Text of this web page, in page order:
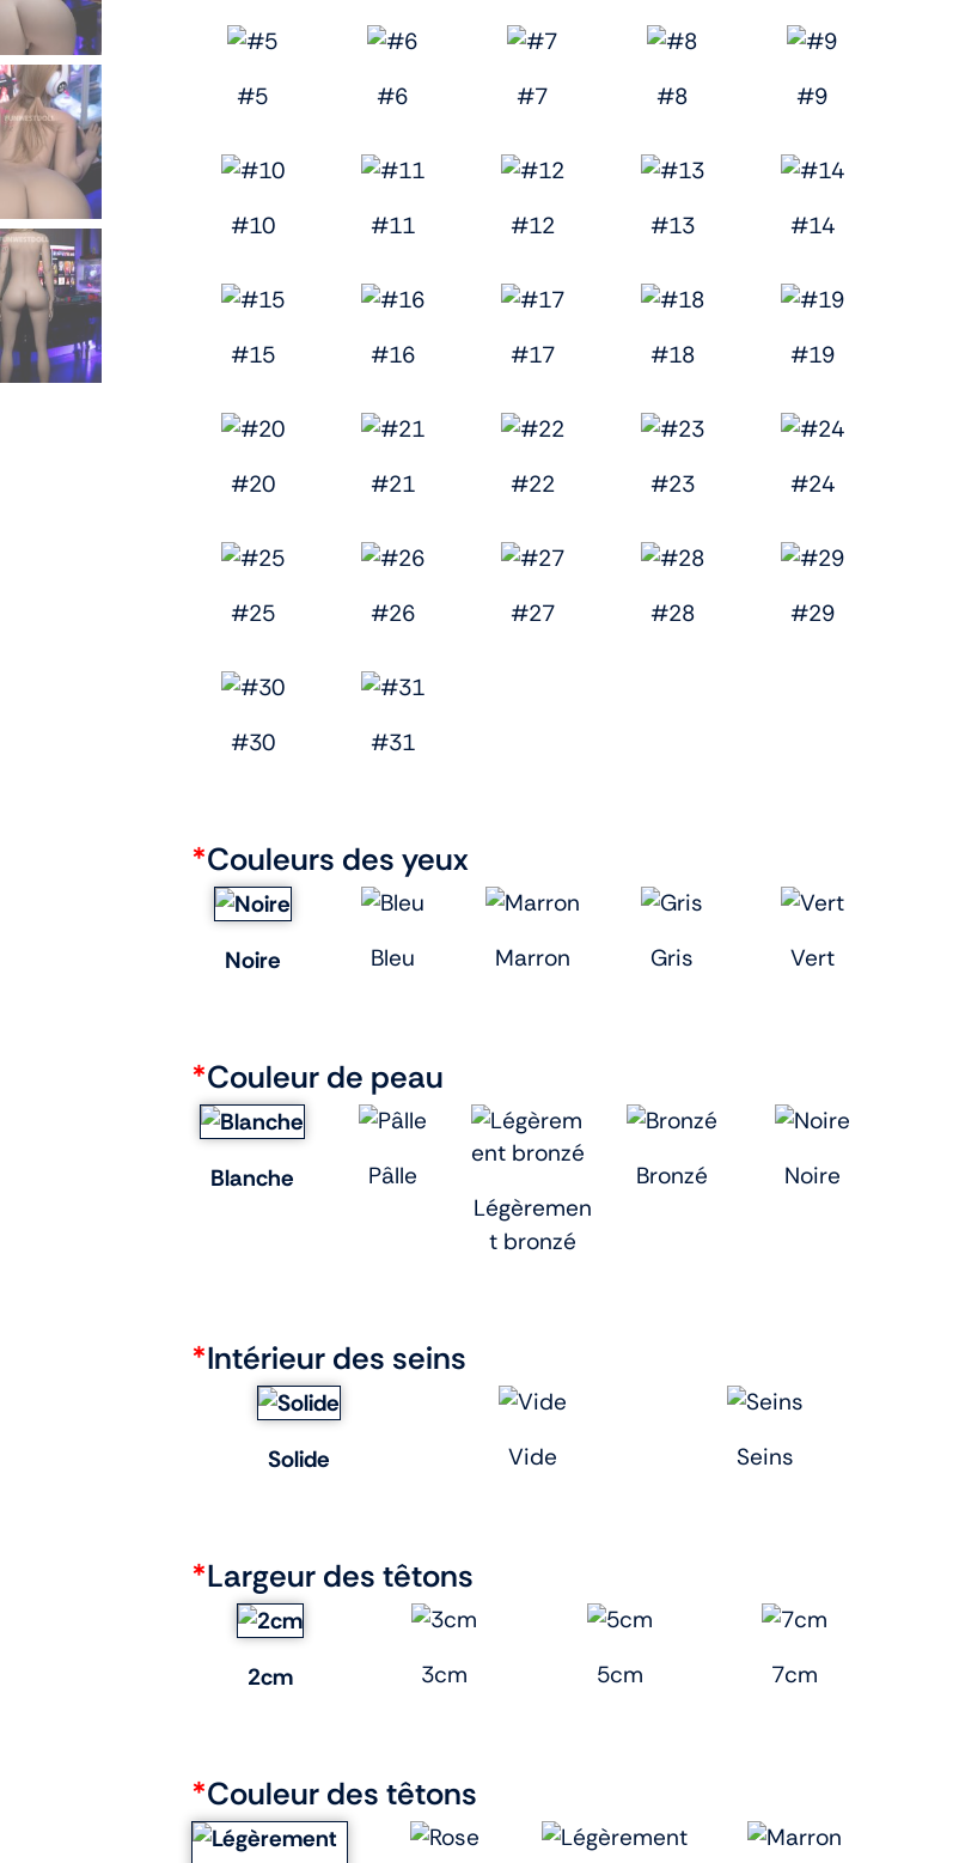
#5 #6 #7 #8 #9
#10 #11 #12 #13 #14
#15 #16 #17 #18 #19
#20 #21 #22 #23 #24
#25 #26 #27 #28 #29
#30 #31
*Couleurs des yeux
Noire Bleu Marron Gris Vert
*Couleur de peau
Blanche
Pâlle
Légèremen
t bronzé
Bronzé Noire
*Intérieur des seins
Solide Vide Seins
*Largeur des têtons
2cm 3cm 5cm 7cm
*Couleur des têtons